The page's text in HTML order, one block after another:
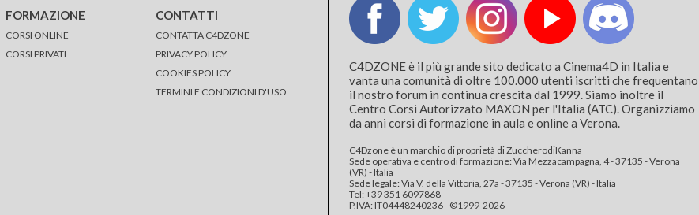
FORMAZIONE
CORSI ONLINE
CORSI PRIVATI
CONTATTI
CONTATTA C4DZONE
PRIVACY POLICY
COOKIES POLICY
TERMINI E CONDIZIONI D'USO
C4DZONE è il più grande sito dedicato a Cinema4D in Italia e
vanta una comunità di oltre 100.000 utenti iscritti che frequentano
il nostro forum in continua crescita dal 1999. Siamo inoltre il
Centro Corsi Autorizzato MAXON per l'Italia (ATC). Organizziamo
da anni corsi di formazione in aula e online a Verona.
C4Dzone è un marchio di proprietà di ZuccherodiKanna
Sede operativa e centro di formazione: Via Mezzacampagna, 4 - 37135 - Verona
(VR) - Italia
Sede legale: Via V. della Vittoria, 27a - 37135 - Verona (VR) - Italia
Tel: +39 351 6097868‬
P.IVA: IT04448240236 - ©1999-2026